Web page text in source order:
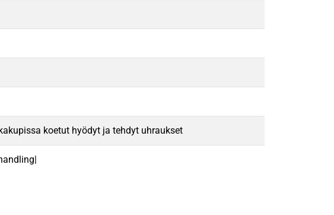
koetut hyödyt ja tehdyt uhraukset